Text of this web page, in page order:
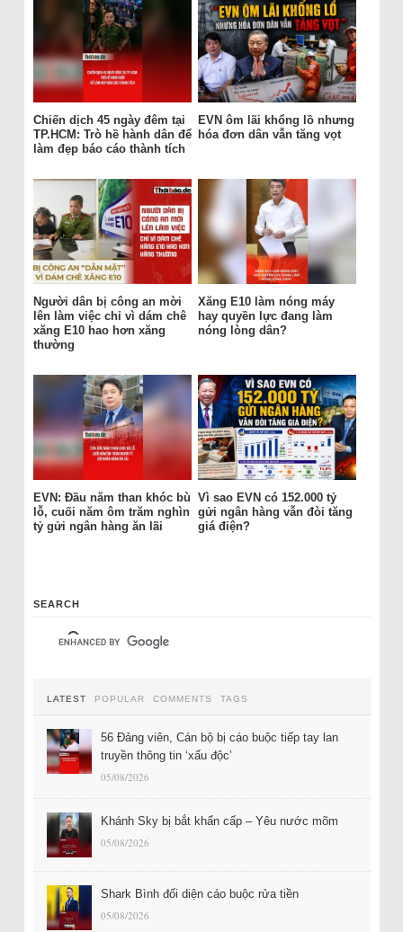
Chiến dịch 45 ngày đêm tại
TP.HCM: Trò hề hành dân để
làm đẹp báo cáo thành tích
EVN ôm lãi khổng lồ nhưng
hóa đơn dân vẫn tăng vọt
Người dân bị công an mời
lên làm việc chỉ vì dám chê
xăng E10 hao hơn xăng
thường
Xăng E10 làm nóng máy
hay quyền lực đang làm
nóng lòng dân?
EVN: Đầu năm than khóc bù
lỗ, cuối năm ôm trăm nghìn
tỷ gửi ngân hàng ăn lãi
Vì sao EVN có 152.000 tỷ
gửi ngân hàng vẫn đòi tăng
giá điện?
SEARCH
LATEST POPULAR COMMENTS TAGS
56 Đảng viên, Cán bộ bị cáo buộc tiếp tay lan
truyền thông tin ‘xấu độc’
05/08/2026
Khánh Sky bị bắt khẩn cấp – Yêu nước mõm
05/08/2026
Shark Bình đối diện cáo buộc rửa tiền
05/08/2026